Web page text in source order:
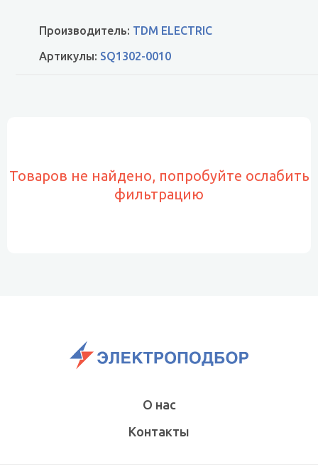
Производитель: TDM ELECTRIC
Артикулы: SQ1302-0010
Товаров не найдено, попробуйте ослабить
фильтрацию
О нас
Контакты